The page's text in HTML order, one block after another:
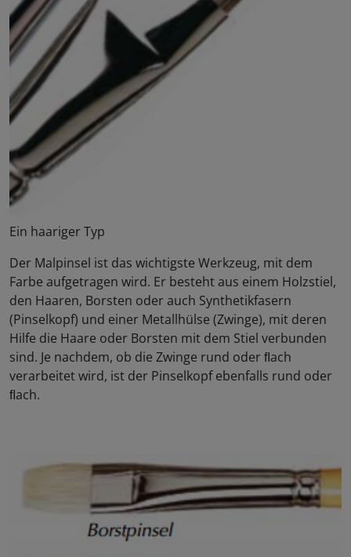
Ein haariger Typ
Der Malpinsel ist das wichtigste Werkzeug, mit dem
Farbe aufgetragen wird. Er besteht aus einem Holzstiel,
den Haaren, Borsten oder auch Synthetikfasern
(Pinselkopf) und einer Metallhülse (Zwinge), mit deren
Hilfe die Haare oder Borsten mit dem Stiel verbunden
sind. Je nachdem, ob die Zwinge rund oder ﬂach
verarbeitet wird, ist der Pinselkopf ebenfalls rund oder
ﬂach.